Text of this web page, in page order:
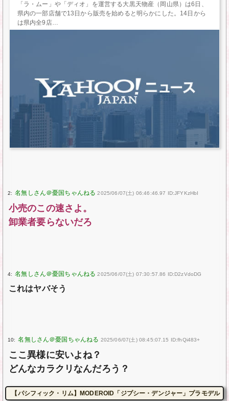
「ラ・ムー」や「ディオ」を運営する大黒天物産（岡山県）は6日、
県内の一部店舗で13日から販売を始めると明らかにした。14日から
は県内全9店
2: 2025/06/07(土) 06:46:46.97 ID:JFYKzHbI
小売のこの速さよ。
卸業者要らないだろ
4: 2025/06/07(土) 07:30:57.86 ID:D2zVdoDG
これはヤバそう
10: 2025/06/07(土) 08:45:07.15 ID:fhQi483+
ここ異様に安いよね？
どんなカラクリなんだろう？
【パシフィック・リム】MODEROID「ジプシー・デンジャー」プラモデル